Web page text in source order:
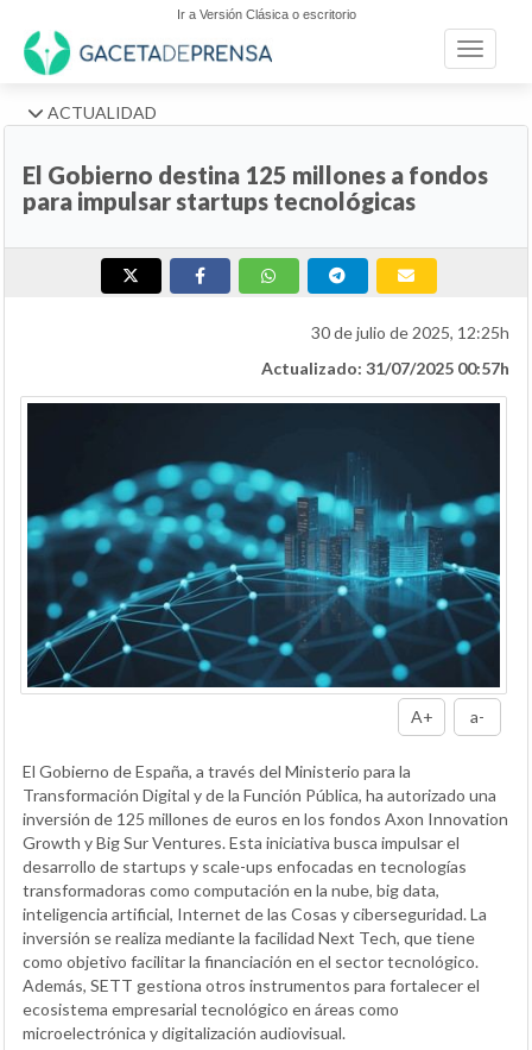
Ir a Versión Clásica o escritorio
Toggle
ACTUALIDAD
El Gobierno destina 125 millones a fondos
para impulsar startups tecnológicas
30 de julio de 2025, 12:25h
Actualizado: 31/07/2025 00:57h
A+ a-
El Gobierno de España, a través del Ministerio para la
Transformación Digital y de la Función Pública, ha autorizado una
inversión de 125 millones de euros en los fondos Axon Innovation
Growth y Big Sur Ventures. Esta iniciativa busca impulsar el
desarrollo de startups y scale-ups enfocadas en tecnologías
transformadoras como computación en la nube, big data,
inteligencia artificial, Internet de las Cosas y ciberseguridad. La
inversión se realiza mediante la facilidad Next Tech, que tiene
como objetivo facilitar la financiación en el sector tecnológico.
Además, SETT gestiona otros instrumentos para fortalecer el
ecosistema empresarial tecnológico en áreas como
microelectrónica y digitalización audiovisual.